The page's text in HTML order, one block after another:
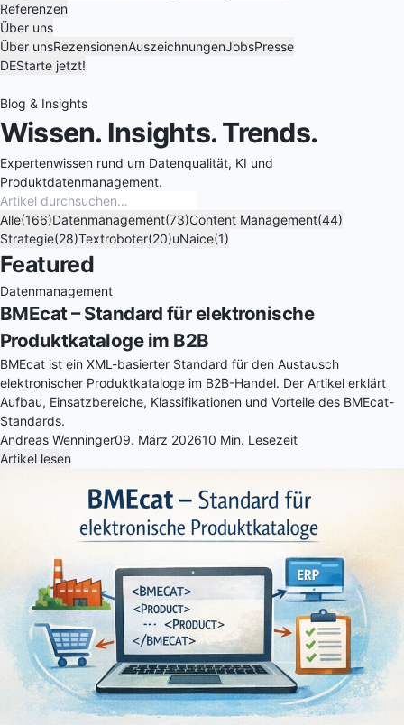
Referenzen
Über uns
Über unsRezensionenAuszeichnungenJobsPresse
DEStarte jetzt!
Blog & Insights
Wissen. Insights. Trends.
Expertenwissen rund um Datenqualität, KI und
Produktdatenmanagement.
Alle(166)Datenmanagement(73)Content Management(44)
Strategie(28)Textroboter(20)uNaice(1)
Featured
Datenmanagement
BMEcat – Standard für elektronische
Produktkataloge im B2B
BMEcat ist ein XML-basierter Standard für den Austausch
elektronischer Produktkataloge im B2B-Handel. Der Artikel erklärt
Aufbau, Einsatzbereiche, Klassifikationen und Vorteile des BMEcat-
Standards.
Andreas Wenninger09. März 202610 Min. Lesezeit
Artikel lesen